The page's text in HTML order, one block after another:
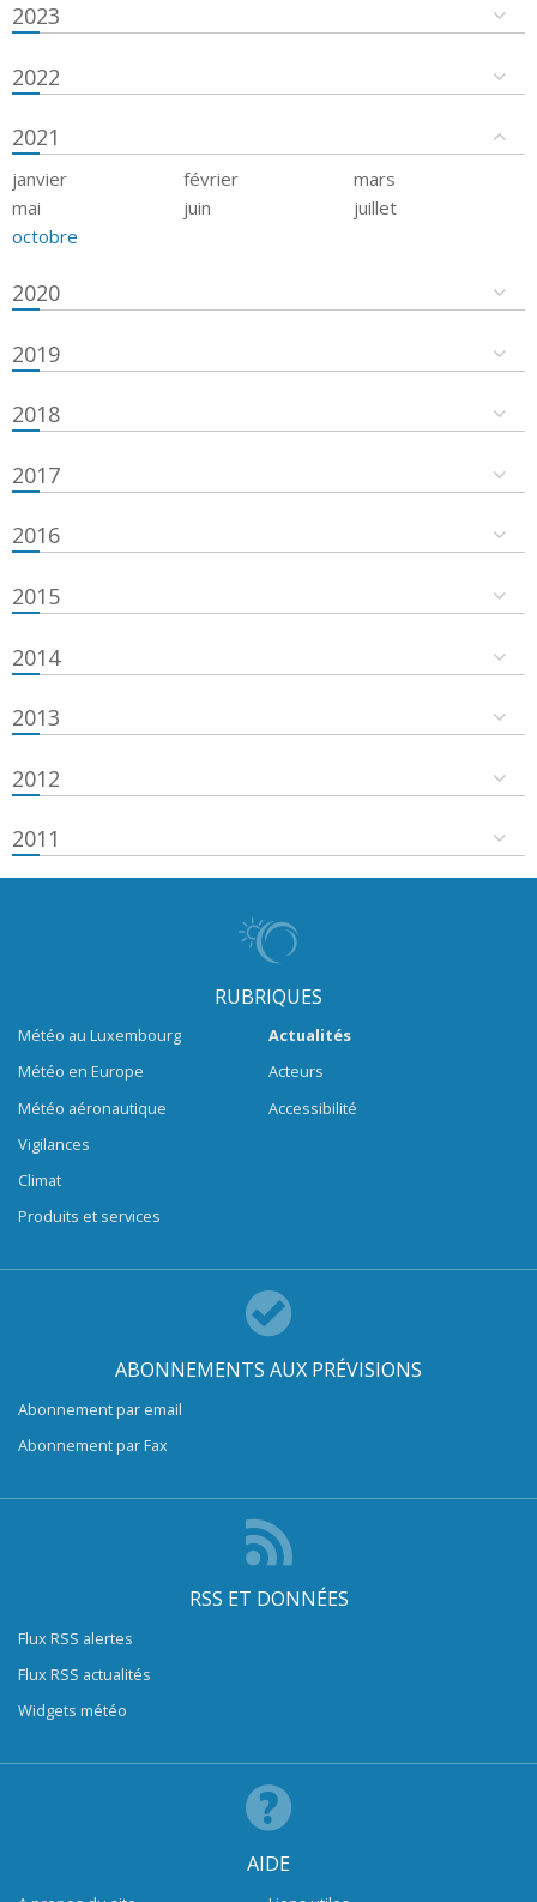
2023
2022
2021
janvier février
mars
mai
juin
juillet
octobre
2020
2019
2018
2017
2016
2015
2014
2013
2012
2011
RUBRIQUES
Météo au Luxembourg
Météo en Europe
Météo aéronautique
Vigilances
Climat
Produits et services
Actualités
Acteurs
Accessibilité
ABONNEMENTS AUX PRÉVISIONS
Abonnement par email
Abonnement par Fax
RSS ET DONNÉES
Flux RSS alertes
Flux RSS actualités
Widgets météo
AIDE